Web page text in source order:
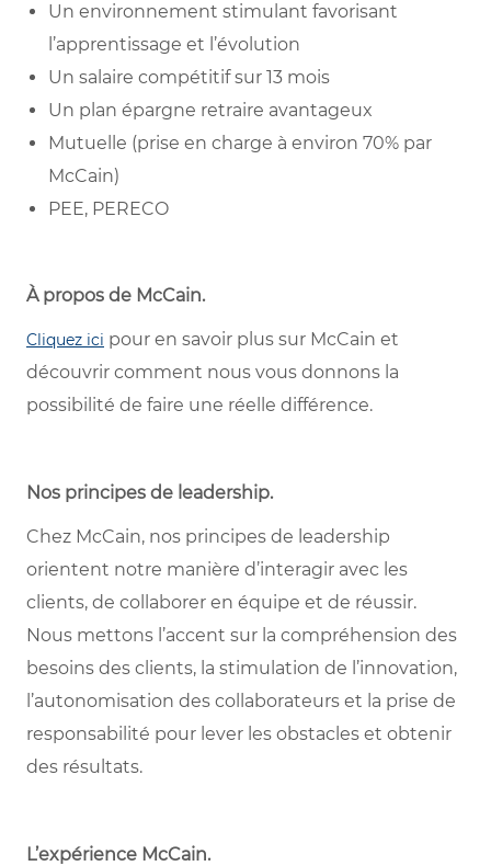
Un environnement stimulant favorisant
l’apprentissage et l’évolution
Un salaire compétitif sur 13 mois
Un plan épargne retraire avantageux
Mutuelle (prise en charge à environ 70% par
McCain)
PEE, PERECO
À propos de McCain.
Cliquez ici pour en savoir plus sur McCain et
découvrir comment nous vous donnons la
possibilité de faire une réelle différence.
Nos principes de leadership.
Chez McCain, nos principes de leadership
orientent notre manière d’interagir avec les
clients, de collaborer en équipe et de réussir.
Nous mettons l’accent sur la compréhension des
besoins des clients, la stimulation de l’innovation,
l’autonomisation des collaborateurs et la prise de
responsabilité pour lever les obstacles et obtenir
des résultats.
L’expérience McCain.